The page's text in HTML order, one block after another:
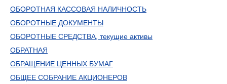
ОБОРОТНАЯ КАССОВАЯ НАЛИЧНОСТЬ
ОБОРОТНЫЕ ДОКУМЕНТЫ
ОБОРОТНЫЕ СРЕДСТВА, текущие активы
ОБРАТНАЯ
ОБРАЩЕНИЕ ЦЕННЫХ БУМАГ
ОБЩЕЕ СОБРАНИЕ АКЦИОНЕРОВ